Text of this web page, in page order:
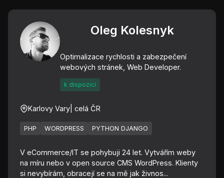
Oleg Kolesnyk
Optimalizace rychlosti a zabezpečení
webových stránek, Web Developer.
k dispozici
Karlovy Vary | celá ČR
PHP WORDPRESS PYTHON DJANGO
V eCommerce/IT se pohybuji 24 let. Vytvářím weby
na míru nebo v open source CMS WordPress. Klienty
si nevybírám, obracejí se na mě jak živnos...